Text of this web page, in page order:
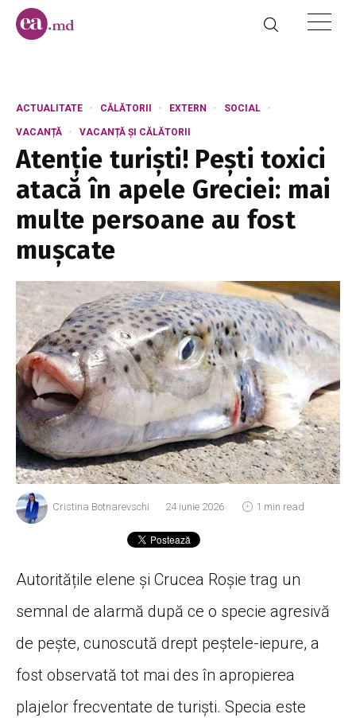
ACTUALITATE CĂLĂTORII EXTERN SOCIAL
VACANȚĂ VACANȚĂ ȘI CĂLĂTORII
Atenție turiști! Pești toxici
atacă în apele Greciei: mai
multe persoane au fost
mușcate
Cristina Botnarevschi 24 iunie 2026 1 min read
Autoritățile elene și Crucea Roșie trag un
semnal de alarmă după ce o specie agresivă
de pește, cunoscută drept peștele-iepure, a
fost observată tot mai des în apropierea
plajelor frecventate de turiști. Specia este